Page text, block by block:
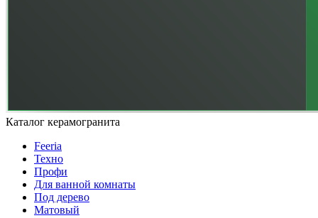
Каталог керамогранита
Feeria
Техно
Профи
Для ванной комнаты
Под дерево
Матовый